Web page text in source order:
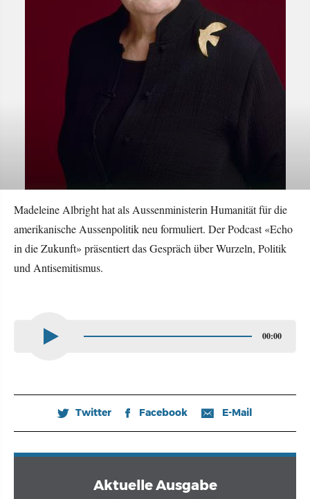
Madeleine Albright hat als Aussenministerin Humanität für die
amerikanische Aussenpolitik neu formuliert. Der Podcast «Echo
in die Zukunft» präsentiert das Gespräch über Wurzeln, Politik
und Antisemitismus.
00:00
🐦 Twitter 𝖿 Facebook 📧 E-Mail
Aktuelle Ausgabe